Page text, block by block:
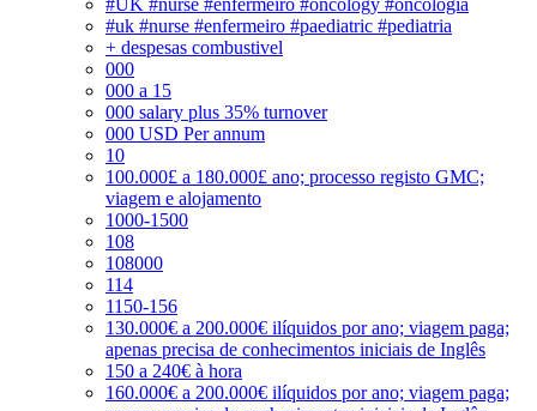
#uk #nurse #enfermeiro #paediatric #pediatria
+ despesas combustivel
000
000 a 15
000 salary plus 35% turnover
000 USD Per annum
10
100.000£ a 180.000£ ano; processo registo GMC;
viagem e alojamento
1000-1500
108
108000
114
1150-156
130.000€ a 200.000€ ilíquidos por ano; viagem paga;
apenas precisa de conhecimentos iniciais de Inglês
150 a 240€ à hora
160.000€ a 200.000€ ilíquidos por ano; viagem paga;